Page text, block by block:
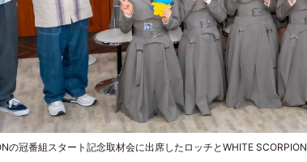
の冠番組スタート記念取材会に出席したロッチとWHITE SCORPION